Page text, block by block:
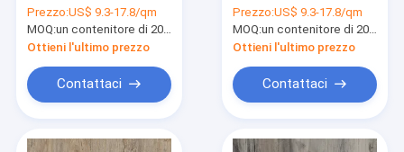
5.5mm per la cucina
GKBM ultra leggero
DP-S82274
Prezzo:US$ 9.3-17.8/qm
MOQ:un contenitore di 20FT, o 2500 metri quadri;
Ottieni l'ultimo prezzo
Contattaci
GKBM DP-W82264 del
paese di SPC
183x1220mm del
graffio
Prezzo:US$ 9.3-17.8/qm
MOQ:un contenitore di 20FT, o 2500 metri quadri;
Ottieni l'ultimo prezzo
Contattaci